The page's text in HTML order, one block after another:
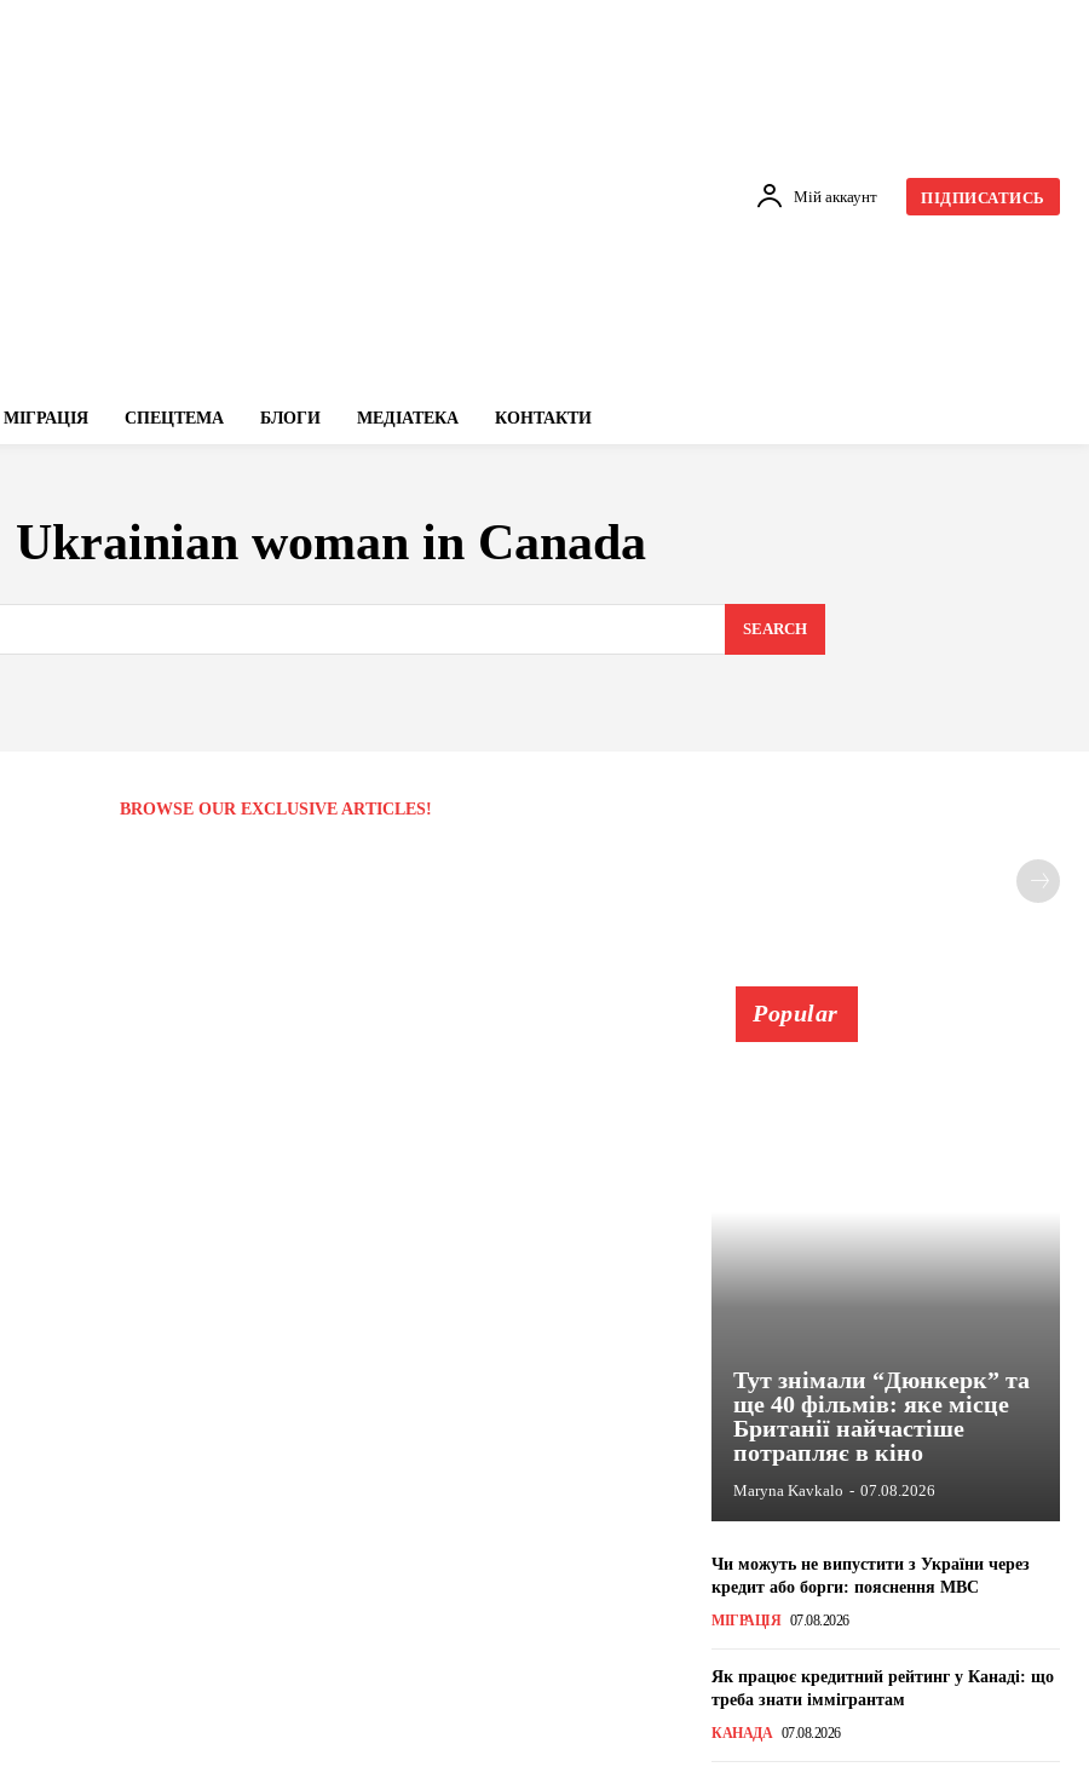
Мій аккаунт ПІДПИСАТИСЬ
МІГРАЦІЯ СПЕЦТЕМА БЛОГИ МЕДІАТЕКА КОНТАКТИ
Ukrainian woman in Canada
SEARCH
BROWSE OUR EXCLUSIVE ARTICLES!
Popular
Тут знімали “Дюнкерк” та
ще 40 фільмів: яке місце
Британії найчастіше
потрапляє в кіно
Maryna Kavkalo - 07.08.2026
Чи можуть не випустити з України через
кредит або борги: пояснення МВС
МІГРАЦІЯ 07.08.2026
Як працює кредитний рейтинг у Канаді: що
треба знати іммігрантам
КАНАДА 07.08.2026